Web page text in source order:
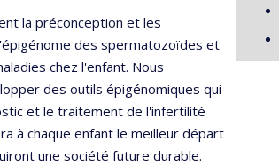
la préconception et les
des spermatozoïdes et
chez l'enfant. Nous
des outils épigénomiques qui
et le traitement de l'infertilité
à chaque enfant le meilleur départ
une société future durable.